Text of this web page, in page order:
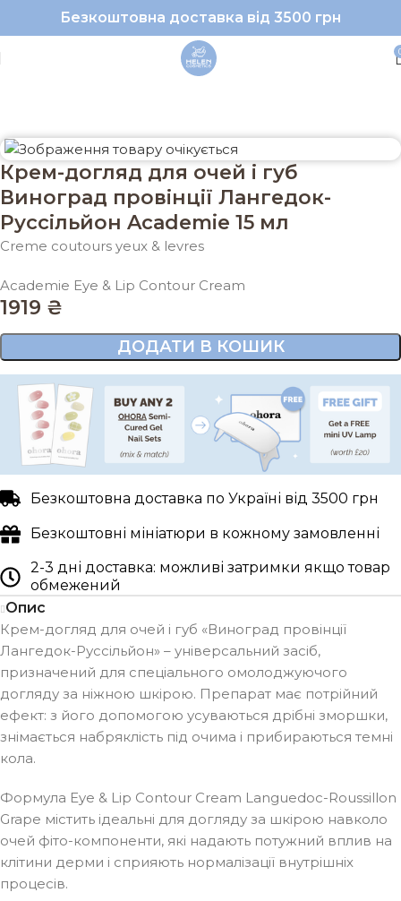
Безкоштовна доставка від 3500 грн
Крем для шкіри навколо очей
Крем-догляд для очей і губ
Виноград провінції Лангедок-
Руссільйон Academie 15 мл
Creme coutours yeux & levres
Academie Eye & Lip Contour Cream
1919 ₴
ДОДАТИ В КОШИК
Безкоштовна доставка по Україні від 3500 грн
Безкоштовні мініатюри в кожному замовленні
2-3 дні доставка: можливі затримки якщо товар
обмежений
Опис
Крем-догляд для очей і губ «Виноград провінції
Лангедок-Руссільйон» – універсальний засіб,
призначений для спеціального омолоджуючого
догляду за ніжною шкірою. Препарат має потрійний
ефект: з його допомогою усуваються дрібні зморшки,
знімається набряклість під очима і прибираються темні
кола.
Формула Eye & Lip Contour Cream Languedoc-Roussillon
Grape містить ідеальні для догляду за шкірою навколо
очей фіто-компоненти, які надають потужний вплив на
клітини дерми і сприяють нормалізації внутрішніх
процесів.